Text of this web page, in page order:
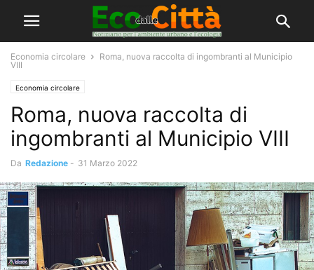
Economia circolare
Roma, nuova raccolta di ingombranti al Municipio
VIII
Economia circolare
Roma, nuova raccolta di
ingombranti al Municipio VIII
Da Redazione - 31 Marzo 2022